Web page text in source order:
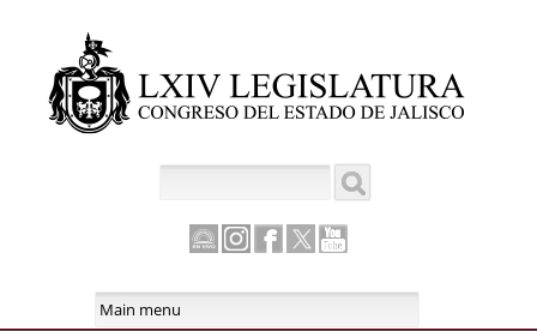
principal
Canal
Instagram
Facebook
Twitter